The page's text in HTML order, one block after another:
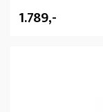
1.789,-